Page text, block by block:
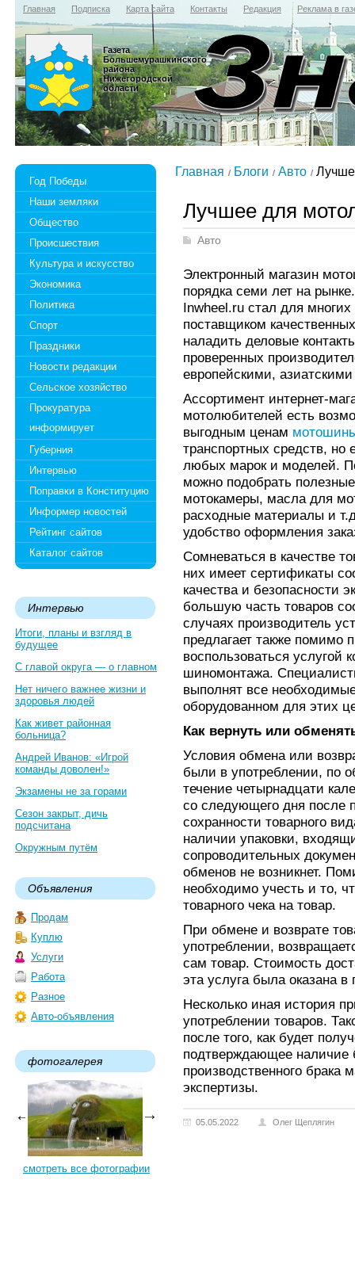
Главная Подписка Карта сайта Контакты Редакция Реклама в
Газета
Большемурашкинского
района
Нижегородской
области
Год Победы
Наши земляки
Общество
Происшествия
Культура и искусство
Экономика
Политика
Спорт
Праздники
Новости редакции
Сельское хозяйство
Прокуратура
информирует
Губерния
Интервью
Поправки в Конституцию
Информер новостей
Рейтинг сайтов
Каталог сайтов
Интервью
Итоги, планы и взгляд в
будущее
С главой округа — о главном
Нет ничего важнее жизни и
здоровья людей
Как живет районная
больница?
Андрей Иванов: «Игрой
команды доволен!»
Экзамены не за горами
Сезон закрыт, дичь
подсчитана
Окружным путём
Объявления
Продам
Куплю
Услуги
Работа
Разное
Авто-объявления
фотогалерея
смотреть все фотографии
Главная Блоги Авто
Лучшее для
Авто
Электронный магазин
порядка семи лет на
Inwheel.ru стал для
поставщиком
наладить деловые
проверенных
европейскими,
Ассортимент интернет-
мотолюбителей есть
выгодным ценам
транспортных средств, но
любых марок и моделей.
можно подобрать
мотокамеры, масла для
расходные материалы и
удобство оформления
Сомневаться в качестве
них имеет сертификаты
качества и безопасности
большую часть товаров
случаях производитель
предлагает также помимо
воспользоваться услугой
шиномонтажа.
выполнят все
оборудованном для этих
Как вернуть или
Условия обмена или
были в употреблении, по
течение четырнадцати
со следующего дня после
сохранности товарного
наличии упаковки,
сопроводительных
обменов не возникнет.
необходимо учесть и то,
товарного чека на товар.
При обмене и возврате
употреблении,
сам товар. Стоимость
эта услуга была оказана
Несколько иная история
употреблении товаров.
после того, как будет
подтверждающее наличие
производственного брака
экспертизы.
05.05.2022 Олег Щеплягин